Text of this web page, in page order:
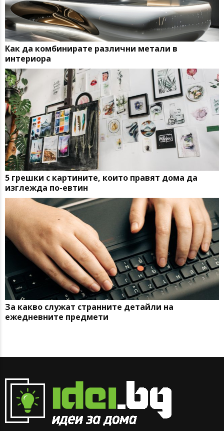
Как да комбинирате различни метали в
интериора
5 грешки с картините, които правят дома да
изглежда по-евтин
За какво служат странните детайли на
ежедневните предмети